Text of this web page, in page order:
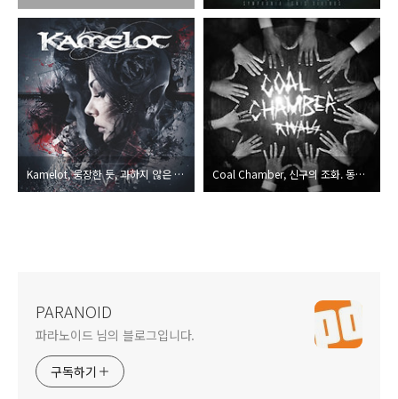
Kamelot, 웅장한 듯, 과하지 않은 당당함 Coal Chamber, 신구의 조화. 동서고금을 따지지 않는 미덕
PARANOID
파라노이드 님의 블로그입니다.
구독하기